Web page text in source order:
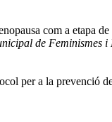
com a etapa
de Feminismes
per a la prevenció